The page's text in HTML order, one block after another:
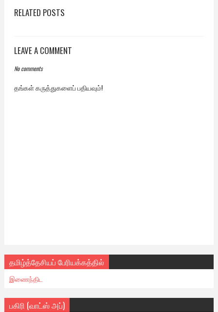
RELATED POSTS
LEAVE A COMMENT
No comments
தங்கள் கருத்துகளைப் பதியவும்!
தமிழ்த்தேசியப் பேரியக்கத்தில்
இணைந்திட
பகிரி (வாட்ஸ் அப்)